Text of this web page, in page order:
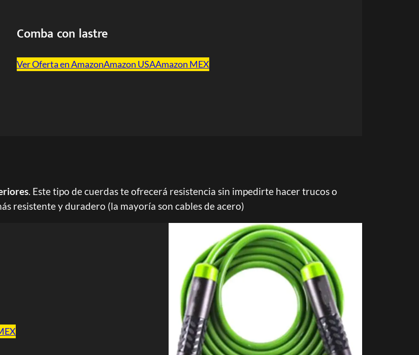
Comba con lastre
Ver Oferta en AmazonAmazon USAAmazon MEX
. Este tipo de cuerdas te ofrecerá resistencia sin impedirte hacer trucos o
resistente y duradero (la mayoría son cables de acero)